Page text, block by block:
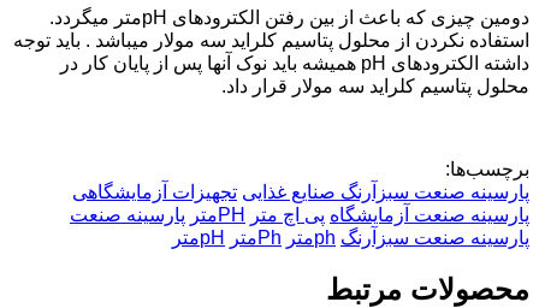
دومین چیزی که باعث از بین رفتن الکترودهای pHمتر میگردد.
استفاده نکردن از محلول پتاسیم کلراید سه مولار میباشد . باید توجه
داشته الکترودهای pH همیشه باید نوک آنها پس از پایان کار در
محلول پتاسیم کلراید سه مولار قرار داد.
برچسب‌ها:
پارسینه صنعت سبزآرنگ صنایع غذایی تجهیزات آزمایشگاهی
پارسینه صنعت آزمایشگاه پی اچ متر PHمتر
پارسینه صنعت
پارسینه صنعت سبزآرنگ phمتر Phمتر pHمتر
محصولات مرتبط